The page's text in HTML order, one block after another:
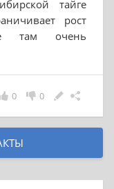
тайге
рост
там очень
0
0